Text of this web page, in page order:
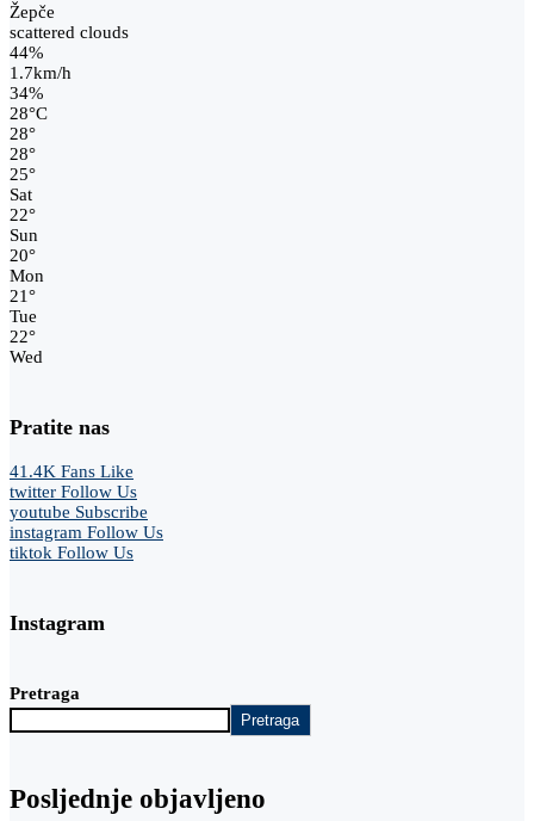
Žepče
scattered clouds
44%
1.7km/h
34%
28°C
28°
28°
25°
Sat
22°
Sun
20°
Mon
21°
Tue
22°
Wed
Pratite nas
41.4K Fans Like
twitter Follow Us
youtube Subscribe
instagram Follow Us
tiktok Follow Us
Instagram
Pretraga
Pretraga
Posljednje objavljeno